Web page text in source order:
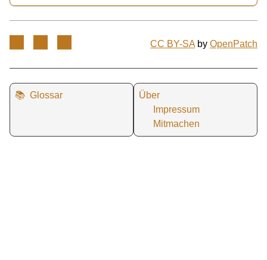
CC BY-SA by OpenPatch
📚 Glossar
Über
Impressum
Mitmachen